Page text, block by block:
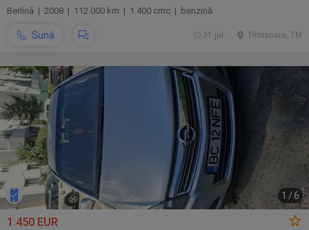
Berlină | 2008 | 112.000 km | 1.400 cmc | benzină
Sună Timisoara, TM
31 jul.
1 /6
1.450 EUR